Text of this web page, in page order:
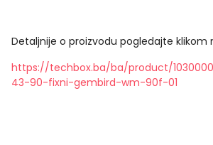
Detaljnije o proizvodu pogledajte klikom
https://techbox.ba/ba/product/
43-90-fixni-gembird-wm-90f-01